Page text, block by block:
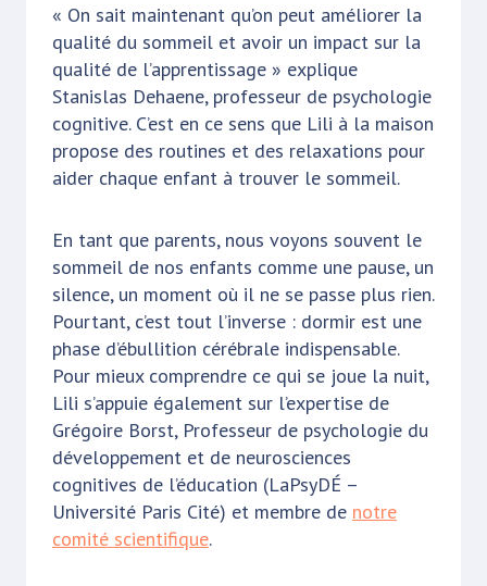
« On sait maintenant qu’on peut améliorer la
qualité du sommeil et avoir un impact sur la
qualité de l’apprentissage » explique
Stanislas Dehaene, professeur de psychologie
cognitive. C’est en ce sens que Lili à la maison
propose des routines et des relaxations pour
aider chaque enfant à trouver le sommeil.
En tant que parents, nous voyons souvent le
sommeil de nos enfants comme une pause, un
silence, un moment où il ne se passe plus rien.
Pourtant, c’est tout l’inverse : dormir est une
phase d’ébullition cérébrale indispensable.
Pour mieux comprendre ce qui se joue la nuit,
Lili s’appuie également sur l’expertise de
Grégoire Borst, Professeur de psychologie du
développement et de neurosciences
cognitives de l’éducation (LaPsyDÉ –
Université Paris Cité) et membre de notre
comité scientifique.